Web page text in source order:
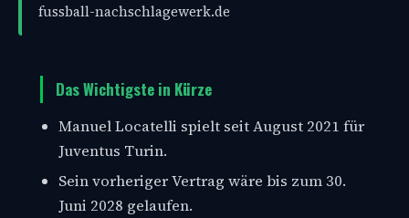
fussball-nachschlagewerk.de
Das Wichtigste in Kürze
Manuel Locatelli spielt seit August 2021 für
Juventus Turin.
Sein vorheriger Vertrag wäre bis zum 30.
Juni 2028 gelaufen.